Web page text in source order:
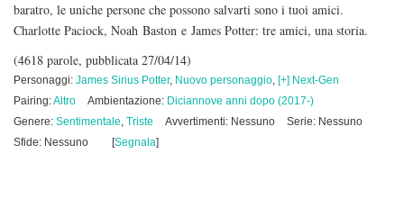
baratro, le uniche persone che possono salvarti sono i tuoi amici.
Charlotte Paciock, Noah Baston e James Potter: tre amici, una storia.
(4618 parole, pubblicata 27/04/14)
Personaggi: James Sirius Potter, Nuovo personaggio, [+] Next-Gen
Pairing:Altro Ambientazione: Diciannove anni dopo (2017-)
Genere: Sentimentale, Triste Avvertimenti: Nessuno
Serie: Nessuno
Sfide: Nessuno
[Segnala]